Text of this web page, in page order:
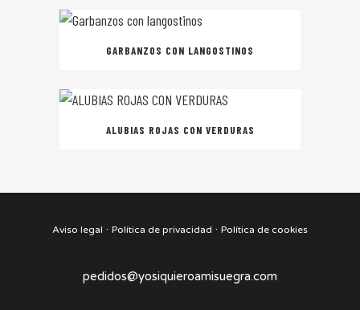
GARBANZOS CON LANGOSTINOS
ALUBIAS ROJAS CON VERDURAS
Aviso legal · Política de privacidad · Política de cookies
pedidos@yosiquieroamisuegra.com